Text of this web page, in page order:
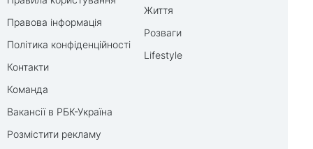
Правова інформація
Політика конфіденційності
Контакти
Команда
Вакансії в РБК-Україна
Розмістити рекламу
Життя
Розваги
Lifestyle